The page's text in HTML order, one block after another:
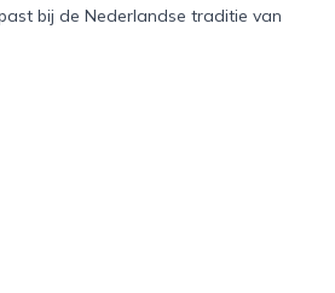
bij de Nederlandse traditie van